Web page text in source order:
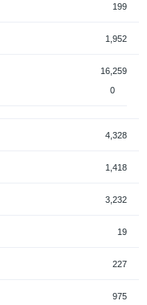
199
1,952
16,259
0
4,328
1,418
3,232
19
227
975